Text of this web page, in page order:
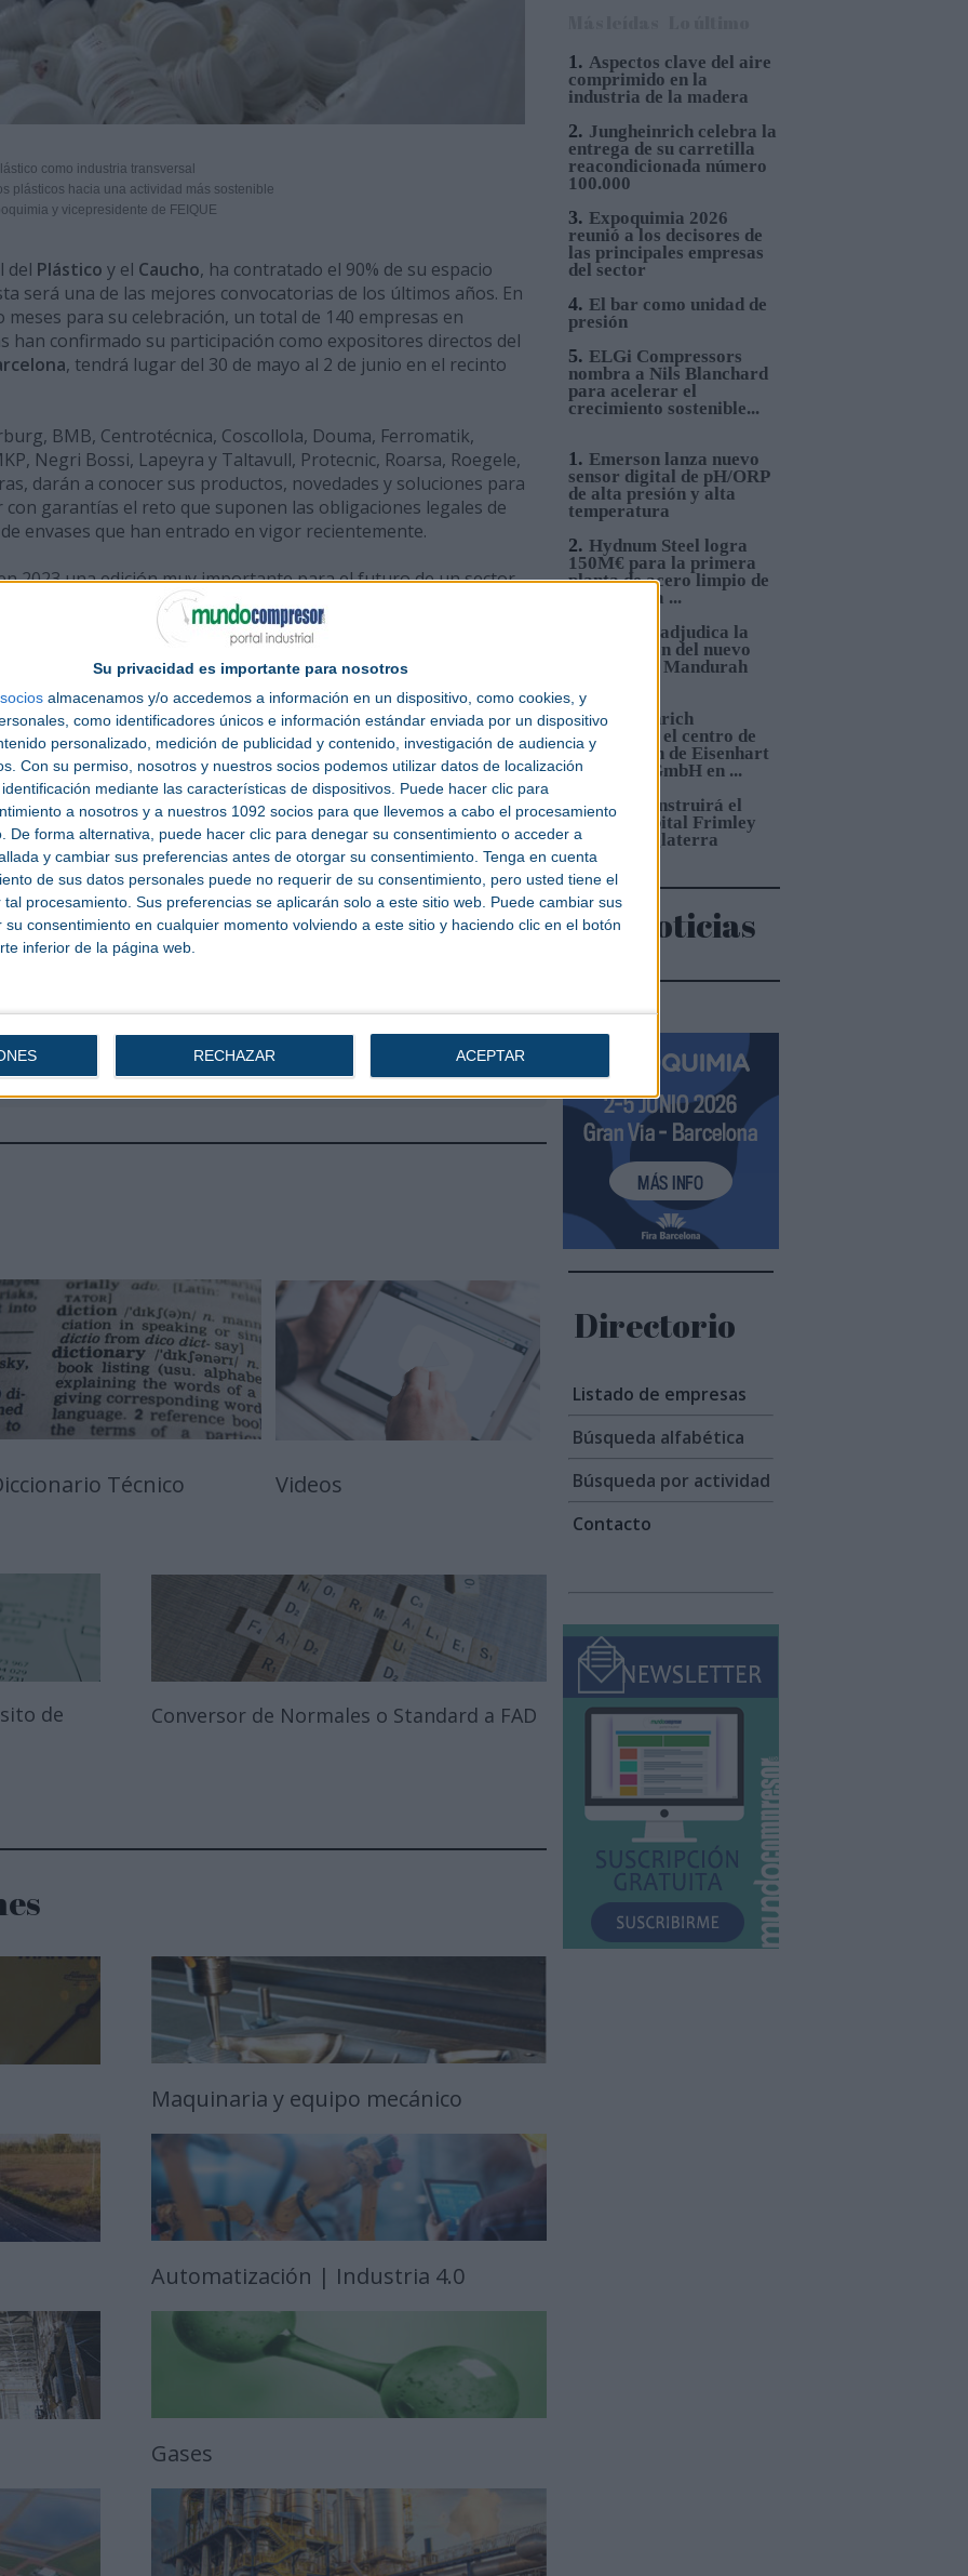
Su privacidad es importante para nosotros
socios almacenamos y/o accedemos a información en un dispositivo, como cookies, y
como identificadores únicos e información estándar enviada por un dispositivo
personalizado, medición de publicidad y contenido, investigación de audiencia y
Con su permiso, nosotros y nuestros socios podemos utilizar datos de localización
mediante las características de dispositivos. Puede hacer clic para
a nosotros y a nuestros 1092 socios para que llevemos a cabo el procesamiento
De forma alternativa, puede hacer clic para denegar su consentimiento o acceder a
y cambiar sus preferencias antes de otorgar su consentimiento. Tenga en cuenta
de sus datos personales puede no requerir de su consentimiento, pero usted tiene el
procesamiento. Sus preferencias se aplicarán solo a este sitio web. Puede cambiar sus
consentimiento en cualquier momento volviendo a este sitio y haciendo clic en el botón
inferior de la página web.
RECHAZAR ACEPTAR
Nils Blanchard para acelerar el crecimiento sostenible en
multiplicar inventario, urgencias ni costes ocultos
digital de pH/ORP de alta presión y alta temperatura
como industria transversal
plásticos hacia una actividad más sostenible
y vicepresidente de FEIQUE
del Plástico y el Caucho, ha contratado el 90% de su espacio
será una de las mejores convocatorias de los últimos años. En
para su celebración, un total de 140 empresas en
han confirmado su participación como expositores directos del
, tendrá lugar del 30 de mayo al 2 de junio en el recinto
BMB, Centrotécnica, Coscollola, Douma, Ferromatik,
Negri Bossi, Lapeyra y Taltavull, Protecnic, Roarsa, Roegele,
darán a conocer sus productos, novedades y soluciones para
garantías el reto que suponen las obligaciones legales de
envases que han entrado en vigor recientemente.
2023 una edición muy importante para el futuro de un sector
y limitaciones del uso de los plásticos, así como el
de Residuos y Suelos Contaminados que, entre otras
envases plásticos de un solo uso a partir de este mes de
el programa ‘Best in Class’, iniciativa con la que se
en el ámbito de la economía circular, la digitalización y la
empresa del sector y que está siendo aplicada por una
apuesta por el fomento de la sostenibilidad, Equiplast exhibirá
reciclado, en la exposición Rethinking Plastics.
a finales de mayo y principios de junio, atendiendo a las
que consideran que se trata de un mes más idóneo
y marketing.
& sustainability’, Equiplast 2023, que dará a conocer la
minimizar el impacto medioambiental de su actividad
economía circular, la transferencia de la tecnología y la
Técnico Videos
de
Conversor de Normales o Standard a FAD
Maquinaria y equipo mecánico
Automatización | Industria 4.0
Gases
1. Aspectos clave del aire
comprimido en la
industria de la madera
2. Jungheinrich celebra la
entrega de su carretilla
reacondicionada número
100.000
3. Expoquimia 2026
reunió a los decisores de
las principales empresas
del sector
4. El bar como unidad de
presión
5. ELGi Compressors
nombra a Nils Blanchard
para acelerar el
crecimiento sostenible...
1. Emerson lanza nuevo
sensor digital de pH/ORP
de alta presión y alta
temperatura
2. Hydnum Steel logra
150M€ para la primera
planta de acero limpio de
la Península ...
Sacyr se adjudica la
construcción del nuevo
Hospital de Mandurah
4.Jungheinrich
automatiza el centro de
distribución de Eisenhart
Laeppché GmbH en ...
5.Sacyr construirá el
nuevo Hospital Frimley
Park en Inglaterra
Más noticias
Directorio
Listado de empresas
Búsqueda alfabética
Búsqueda por actividad
Contacto